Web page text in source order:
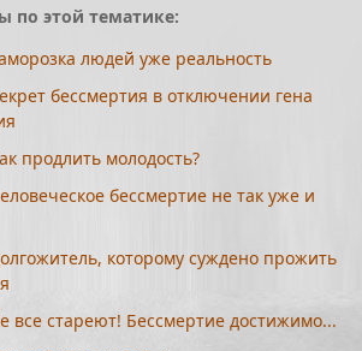
по этой тематике:
людей уже реальность
бессмертия в отключении гена
продлить молодость?
бессмертие не так уже и
которому суждено прожить
все стареют! Бессмертие достижимо...